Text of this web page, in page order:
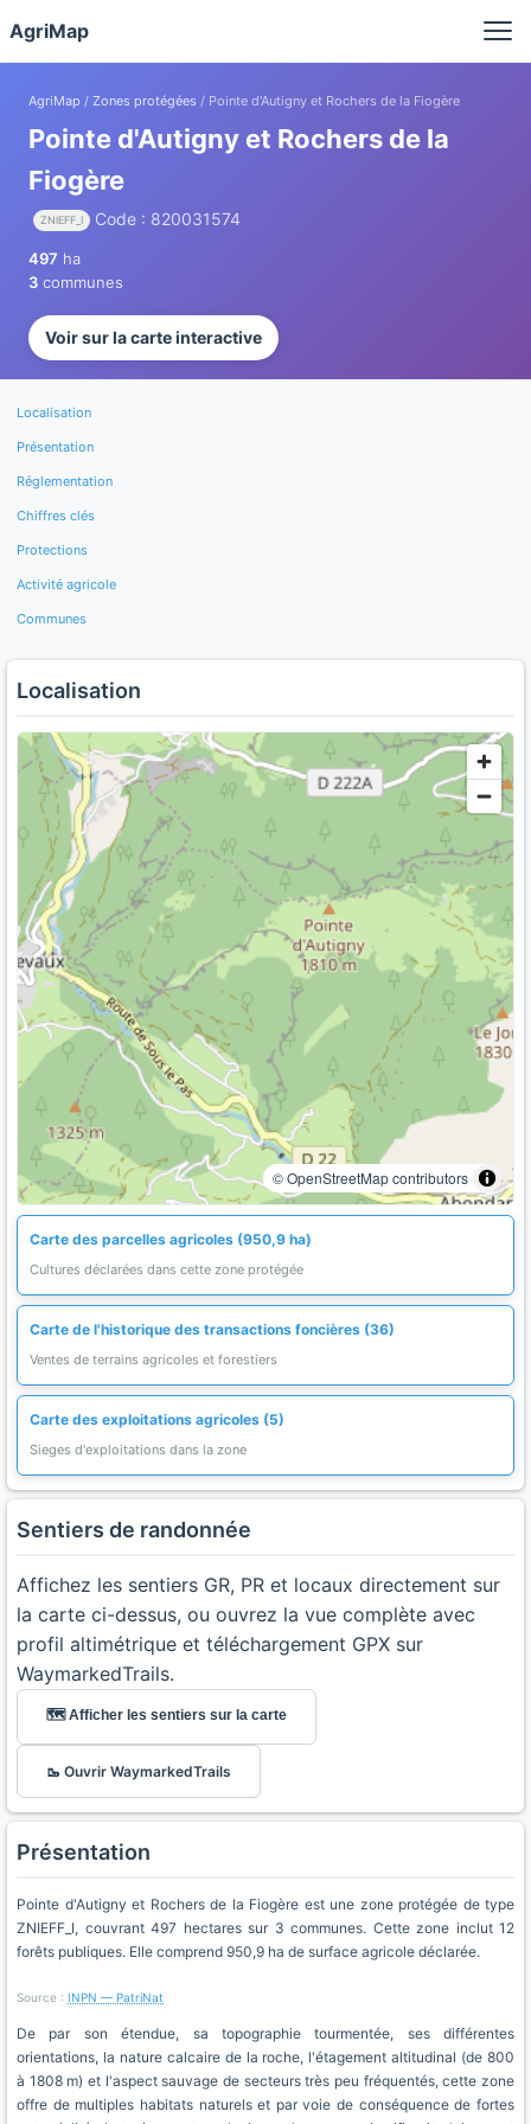
AgriMap
AgriMap / Zones protégées / Pointe d'Autigny et Rochers de la Fiogère
Pointe d'Autigny et Rochers de la
Fiogère
ZNIEFF_I Code : 820031574
497 ha
3 communes
Voir sur la carte interactive
Localisation
Présentation
Réglementation
Chiffres clés
Protections
Activité agricole
Communes
Localisation
© OpenStreetMap contributors
Carte des parcelles agricoles (950,9 ha)
Cultures déclarées dans cette zone protégée
Carte de l'historique des transactions foncières (36)
Ventes de terrains agricoles et forestiers
Carte des exploitations agricoles (5)
Sieges d'exploitations dans la zone
Sentiers de randonnée
Affichez les sentiers GR, PR et locaux directement sur
la carte ci-dessus, ou ouvrez la vue complète avec
profil altimétrique et téléchargement GPX sur
WaymarkedTrails.
🗺️ Afficher les sentiers sur la carte
🥾 Ouvrir WaymarkedTrails
Présentation
Pointe d'Autigny et Rochers de la Fiogère est une zone protégée de type
ZNIEFF_I, couvrant 497 hectares sur 3 communes. Cette zone inclut 12
forêts publiques. Elle comprend 950,9 ha de surface agricole déclarée.
Source : INPN — PatriNat
De par son étendue, sa topographie tourmentée, ses différentes
orientations, la nature calcaire de la roche, l'étagement altitudinal (de 800
à 1808 m) et l'aspect sauvage de secteurs très peu fréquentés, cette zone
offre de multiples habitats naturels et par voie de conséquence de fortes